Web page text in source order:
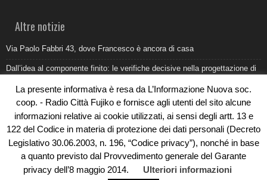
Altre notizie
Via Paolo Fabbri 43, dove Francesco è ancora di casa
Dall’idea al componente finito: le verifiche decisive nella progettazione di
Belvedere Marittimo e il report ARPACAL 2026 sulla qualità del mare
Come organizzare e allestire una camera ardente per l’ultimo saluto
Umidità di risalita in casa, come riconoscere i segnali veri
La presente informativa è resa da L’Informazione Nuova soc.
coop. - Radio Città Fujiko e fornisce agli utenti del sito alcune
informazioni relative ai cookie utilizzati, ai sensi degli artt. 13 e
122 del Codice in materia di protezione dei dati personali (Decreto
Legislativo 30.06.2003, n. 196, “Codice privacy”), nonché in base
a quanto previsto dal Provvedimento generale del Garante
privacy dell’8 maggio 2014.
Ulteriori informazioni